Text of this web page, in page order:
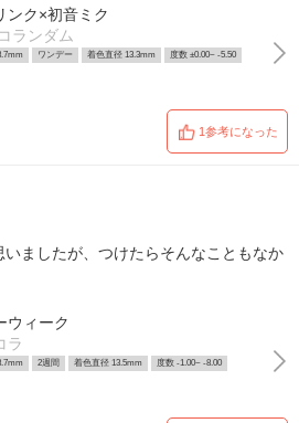
ンク×初音ミク
ランダム
ワンデー 着色直径 13.3mm 度数 ±0.00~ -5.50
1参考になった
ましたが、つけたらそんなこともなか
ウィーク
ラ
2週間 着色直径 13.5mm 度数 -1.00~ -8.00